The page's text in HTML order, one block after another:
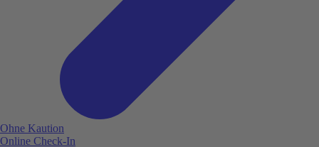
Ohne Kaution
Online Check-In